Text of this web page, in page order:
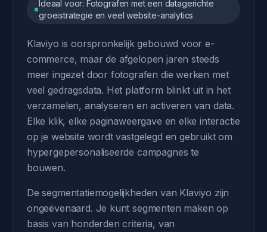
Ideaal voor: Fotografen met een datagerichte
groeistrategie en veel website-analytics
Klaviyo is oorspronkelijk gebouwd voor e-
commerce, maar de afgelopen jaren steeds
meer ingezet door fotografen die werken met
veel gedragsdata. Het platform blinkt uit in het
verzamelen, analyseren en activeren van data.
Elke klik, elke paginaweergave en elke interactie
op je website wordt vastgelegd en gebruikt om
hypergepersonaliseerde campagnes te
bouwen.
De segmentatiemogelijkheden van Klaviyo zijn
ongeëvenaard. Je kunt segmenten maken op
basis van honderden criteria, van